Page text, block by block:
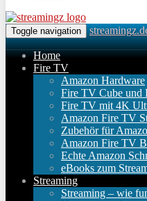
Toggle navigation
Home
Fire TV
Amazon Hardware
Fire TV Cube und
Fire TV mit 4K
Amazon Fire TV
Zubehör für
Amazon Fire TV
Echte Amazon
eBooks zum
Streaming
Streaming – wie